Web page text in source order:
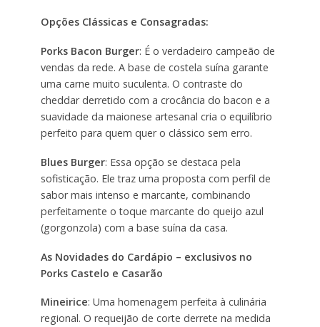
Opções Clássicas e Consagradas:
Porks Bacon Burger: É o verdadeiro campeão de
vendas da rede. A base de costela suína garante
uma carne muito suculenta. O contraste do
cheddar derretido com a crocância do bacon e a
suavidade da maionese artesanal cria o equilíbrio
perfeito para quem quer o clássico sem erro.
Blues Burger: Essa opção se destaca pela
sofisticação. Ele traz uma proposta com perfil de
sabor mais intenso e marcante, combinando
perfeitamente o toque marcante do queijo azul
(gorgonzola) com a base suína da casa.
As Novidades do Cardápio – exclusivos no
Porks Castelo e Casarão
Mineirice: Uma homenagem perfeita à culinária
regional. O requeijão de corte derrete na medida